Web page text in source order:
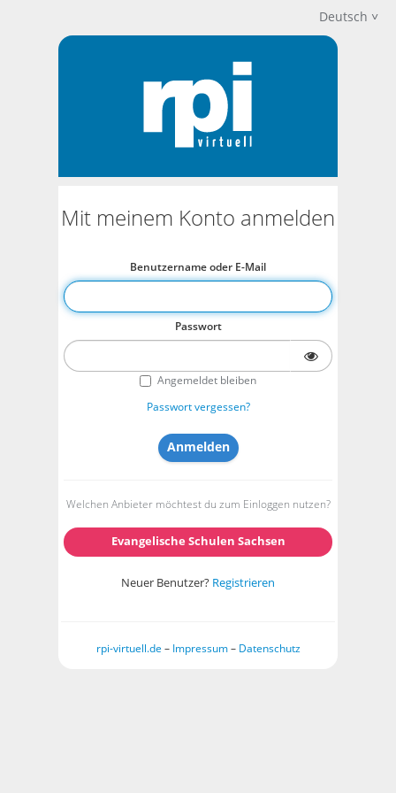
Deutsch
Mit meinem Konto anmelden
Benutzername oder E-Mail
Passwort
Angemeldet bleiben
Passwort vergessen?
Welchen Anbieter möchtest du zum Einloggen nutzen?
Evangelische Schulen Sachsen
Neuer Benutzer? Registrieren
rpi-virtuell.de – Impressum – Datenschutz